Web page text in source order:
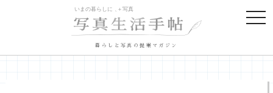
暮らしと写真の提案マガジン